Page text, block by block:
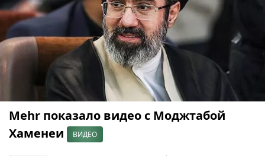
Mehr показало видео с Моджтабой
Хаменеи
ВИДЕО